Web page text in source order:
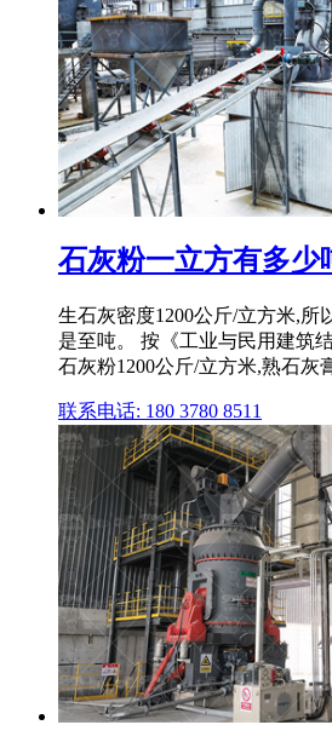
石灰粉一立方有多少
生石灰密度1200公斤/立方米,所
是至吨。 按《工业与民用建筑
石灰粉1200公斤/立方米,熟石灰
联系电话: 180 3780 8511